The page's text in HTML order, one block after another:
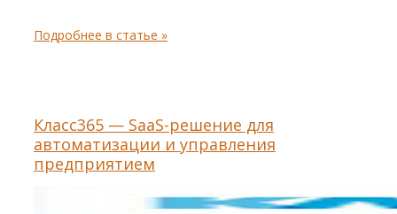
Мое
Подробнее в статье »
Класс365 — SaaS-решение для
автоматизации и управления
предприятием